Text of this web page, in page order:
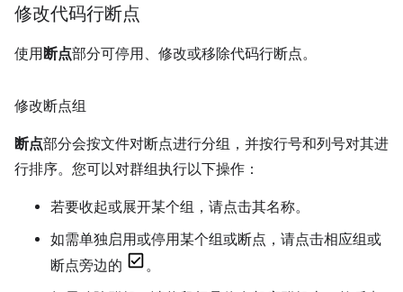
修改代码行断点
使用断点部分可停用、修改或移除代码行断点。
修改断点组
断点部分会按文件对断点进行分组，并按行号和列号对其进
行排序。您可以对群组执行以下操作：
若要收起或展开某个组，请点击其名称。
如需单独启用或停用某个组或断点，请点击相应组或
断点旁边的
。